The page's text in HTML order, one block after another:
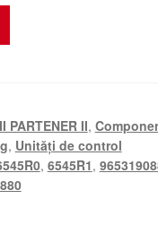
PARTENER II,
, Unități de control
, 6545R1,